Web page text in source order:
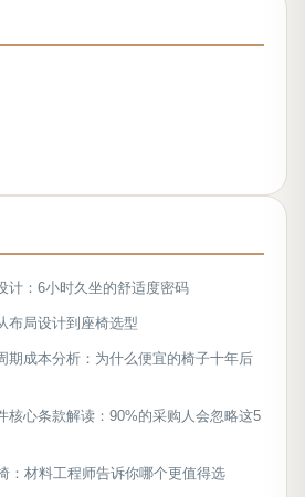
计：6小时久坐的舒适度密码
布局设计到座椅选型
期成本分析：为什么便宜的椅子十年后
核心条款解读：90%的采购人会忽略这5
：材料工程师告诉你哪个更值得选